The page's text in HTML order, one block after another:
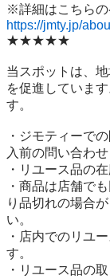
https://jmty.jp/
★★★★★
当スポットは、
を促進していま
す。
・ジモティーで
入前の問い合わ
・リユース品の
・商品は店舗で
り品切れの場合
い。
・店内でのリユ
す。
・リユース品の